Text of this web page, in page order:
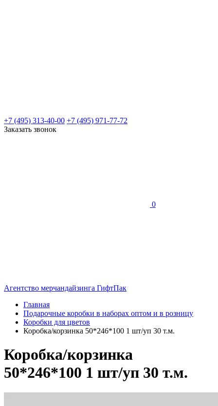
+7 (495) 313-40-00 +7 (495) 971-77-72
Заказать звонок
0
Агентство мерчандайзинга ГифтПак
Главная
Подарочные коробки в наборах оптом и в розницу
Коробки для цветов
Коробка/корзинка 50*246*100 1 шт/уп 30 т.м.
Коробка/корзинка
50*246*100 1 шт/уп 30 т.м.